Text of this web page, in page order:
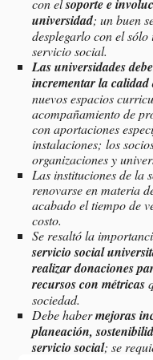
con elsoporte e
universidad; un buen
desplegarlo con el
servicio social.
Las universidades
incrementar la calidad
nuevos espacios
acompañamiento de
con aportaciones
instalaciones; los
organizaciones y
Las instituciones de la
renovarse en materia
acabado el tiempo de
costo.
Se resaltó la
servicio social
realizar donaciones
recursos con métricas
sociedad.
Debe habermejoras
planeación,
servicio social; se